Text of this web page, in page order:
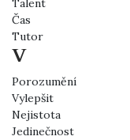
Talent
Čas
Tutor
V
Porozumění
Vylepšit
Nejistota
Jedinečnost